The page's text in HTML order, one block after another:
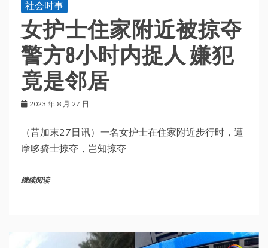
社会时事
女护士住家附近被掠夺
警方8小时内捉人 嫌犯
竟是邻居
2023 年 8 月 27 日
（昔加末27日讯）一名女护士在住家附近步行时，遭
摩哆骑士掠夺，岂知掠夺
继续阅读